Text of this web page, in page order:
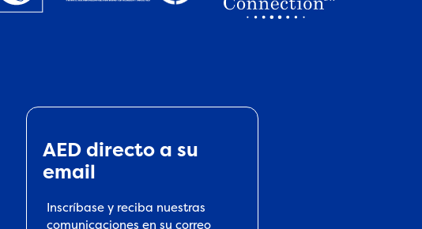
AED directo a su
email
Inscríbase y reciba nuestras
comunicaciones en su correo